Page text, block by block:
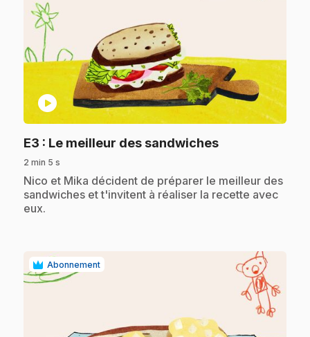
play_circle
E3 : Le meilleur des sandwiches.
2 min 5 s
.Nico et Mika décident de préparer le meilleur des
sandwiches et t'invitent à réaliser la recette avec
eux.
Abonnement